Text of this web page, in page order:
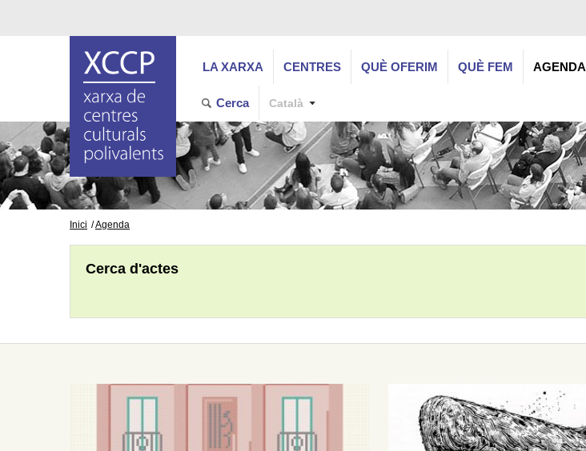
LA XARXA CENTRES QUÈ OFERIM QUÈ FEM AGENDA
Cerca Català
Inici Agenda
Cerca d'actes